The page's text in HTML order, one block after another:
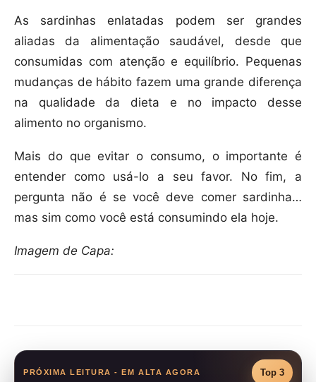
As sardinhas enlatadas podem ser grandes
aliadas da alimentação saudável, desde que
consumidas com atenção e equilíbrio. Pequenas
mudanças de hábito fazem uma grande diferença
na qualidade da dieta e no impacto desse
alimento no organismo.
Mais do que evitar o consumo, o importante é
entender como usá-lo a seu favor. No fim, a
pergunta não é se você deve comer sardinha…
mas sim como você está consumindo ela hoje.
Imagem de Capa:
PRÓXIMA LEITURA - EM ALTA AGORA Top 3